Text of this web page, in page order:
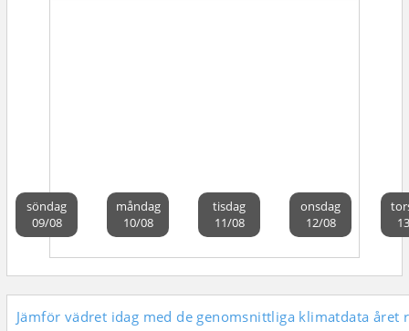
söndag
09/08
måndag
10/08
tisdag
11/08
onsdag
12/08
Jämför vädret idag med de genomsnittliga klimatdata året